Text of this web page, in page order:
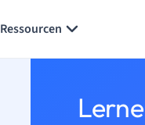
Ressourcen